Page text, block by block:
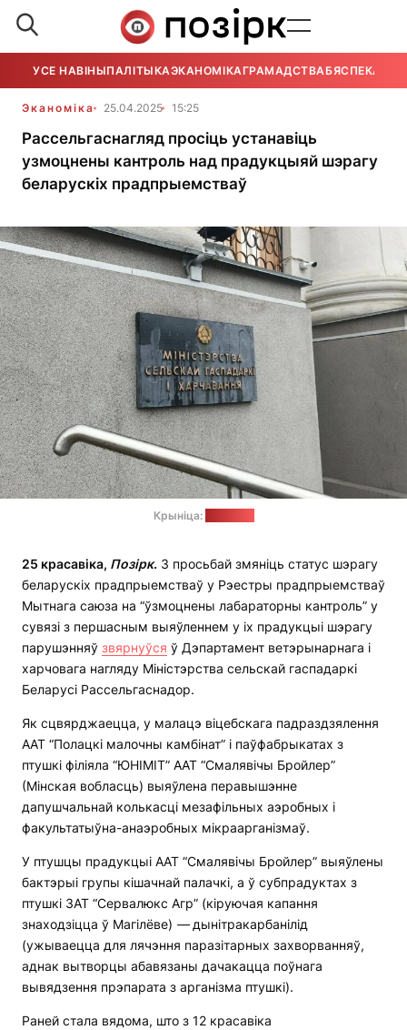
УСЕ НАВІНЫПАЛІТЫКАЭКАНОМІКАГРАМАДСТВАБЯСПЕКА
Эканоміка 25.04.2025 15:25
Рассельгаснагляд просіць устанавіць
узмоцнены кантроль над прадукцыяй шэрагу
беларускіх прадпрыемстваў
Крыніца:
25 красавіка, Позірк. З просьбай змяніць статус шэрагу
беларускіх прадпрыемстваў у Рэестры прадпрыемстваў
Мытнага саюза на “ўзмоцнены лабараторны кантроль” у
сувязі з першасным выяўленнем у іх прадукцыі шэрагу
парушэнняў звярнуўся ў Дэпартамент ветэрынарнага і
харчовага нагляду Міністэрства сельскай гаспадаркі
Беларусі Рассельгаснадор.
Як сцвярджаецца, у малацэ віцебскага падраздзялення
ААТ “Полацкі малочны камбінат” і паўфабрыкатах з
птушкі філіяла “ЮНІМІТ” ААТ “Смалявічы Бройлер”
(Мінская вобласць) выяўлена перавышэнне
дапушчальнай колькасці мезафільных аэробных і
факультатыўна-анаэробных мікраарганізмаў.
У птушцы прадукцыі ААТ “Смалявічы Бройлер” выяўлены
бактэрыі групы кішачнай палачкі, а ў субпрадуктах з
птушкі ЗАТ “Сервалюкс Агр” (кіруючая капання
знаходзіцца ў Магілёве) —дынітракарбанілід
(ужываецца для лячэння паразітарных захворванняў,
аднак вытворцы абавязаны дачакацца поўнага
вывядзення прэпарата з арганізма птушкі).
Раней стала вядома, што з 12 красавіка